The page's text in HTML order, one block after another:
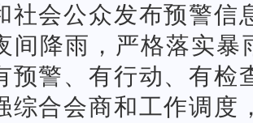
社会公众发布预警信
间降雨，严格落实暴
预警、有行动、有检
综合会商和工作调度